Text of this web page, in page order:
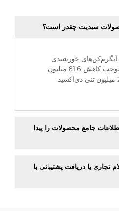
سیدیت چقدر است؟
آبگرم‌کن‌های خورشیدی
سیدیت به‌طور مجموع، موجب کاهش 81.6 میلیون
تنی انتشار کربن و 235.4 میلیون تنی دی‌اکسید
جامع محصولات را پیدا
تجاری یا دریافت پشتیبانی با